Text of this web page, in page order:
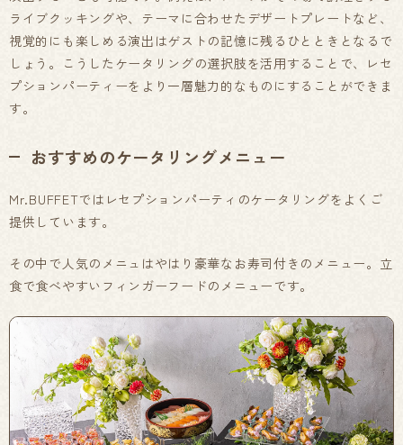
ライブクッキングや、テーマに合わせたデザートプレートなど、
視覚的にも楽しめる演出はゲストの記憶に残るひとときとなるで
しょう。こうしたケータリングの選択肢を活用することで、レセ
プションパーティーをより一層魅力的なものにすることができま
す。
おすすめのケータリングメニュー
Mr.BUFFETではレセプションパーティのケータリングをよくご
提供しています。
その中で人気のメニュはやはり豪華なお寿司付きのメニュー。立
食で食べやすいフィンガーフードのメニューです。